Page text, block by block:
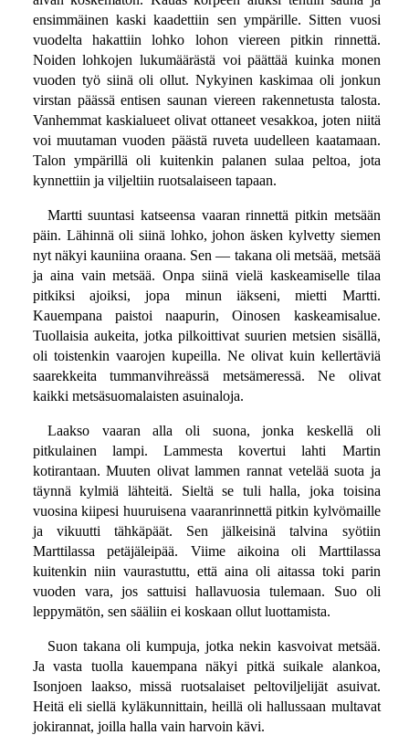
ensimmäinen kaski kaadettiin sen ympärille. Sitten vuosi
vuodelta hakattiin lohko lohon viereen pitkin rinnettä.
Noiden lohkojen lukumäärästä voi päättää kuinka monen
vuoden työ siinä oli ollut. Nykyinen kaskimaa oli jonkun
virstan päässä entisen saunan viereen rakennetusta talosta.
Vanhemmat kaskialueet olivat ottaneet vesakkoa, joten niitä
voi muutaman vuoden päästä ruveta uudelleen kaatamaan.
Talon ympärillä oli kuitenkin palanen sulaa peltoa, jota
kynnettiin ja viljeltiin ruotsalaiseen tapaan.
Martti suuntasi katseensa vaaran rinnettä pitkin metsään
päin. Lähinnä oli siinä lohko, johon äsken kylvetty siemen
nyt näkyi kauniina oraana. Sen — takana oli metsää, metsää
ja aina vain metsää. Onpa siinä vielä kaskeamiselle tilaa
pitkiksi ajoiksi, jopa minun iäkseni, mietti Martti.
Kauempana paistoi naapurin, Oinosen kaskeamisalue.
Tuollaisia aukeita, jotka pilkoittivat suurien metsien sisällä,
oli toistenkin vaarojen kupeilla. Ne olivat kuin kellertäviä
saarekkeita tummanvihreässä metsämeressä. Ne olivat
kaikki metsäsuomalaisten asuinaloja.
Laakso vaaran alla oli suona, jonka keskellä oli
pitkulainen lampi. Lammesta kovertui lahti Martin
kotirantaan. Muuten olivat lammen rannat vetelää suota ja
täynnä kylmiä lähteitä. Sieltä se tuli halla, joka toisina
vuosina kiipesi huuruisena vaaranrinnettä pitkin kylvömaille
ja vikuutti tähkäpäät. Sen jälkeisinä talvina syötiin
Marttilassa petäjäleipää. Viime aikoina oli Marttilassa
kuitenkin niin vaurastuttu, että aina oli aitassa toki parin
vuoden vara, jos sattuisi hallavuosia tulemaan. Suo oli
leppymätön, sen sääliin ei koskaan ollut luottamista.
Suon takana oli kumpuja, jotka nekin kasvoivat metsää.
Ja vasta tuolla kauempana näkyi pitkä suikale alankoa,
Isonjoen laakso, missä ruotsalaiset peltoviljelijät asuivat.
Heitä eli siellä kyläkunnittain, heillä oli hallussaan multavat
jokirannat, joilla halla vain harvoin kävi.